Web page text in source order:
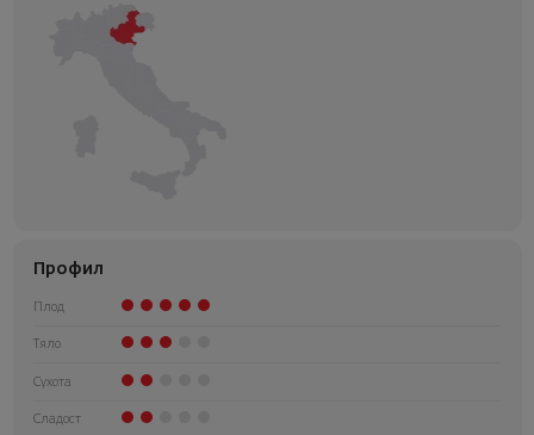
Профил
Плод
Тяло
Сухота
Сладост